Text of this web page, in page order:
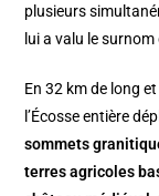
plusieurs
lui a valu le
En 32 km de long
l’Écosse entière
sommets
terres agricoles